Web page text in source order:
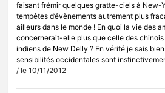
faisant frémir quelques gratte-ciels à New-
tempêtes d’évènements autrement plus
ailleurs dans le monde ! En quoi la vie des
concernerait-elle plus que celle des
indiens de New Delly ? En vérité je sais
sensibilités occidentales sont
/ le 10/11/2012